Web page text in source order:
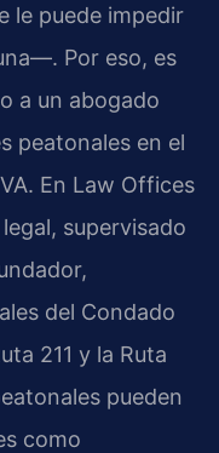
le puede impedir
Por eso, es
a un abogado
peatonales en el
En Law Offices
supervisado
del Condado
211 y la Ruta
pueden
como